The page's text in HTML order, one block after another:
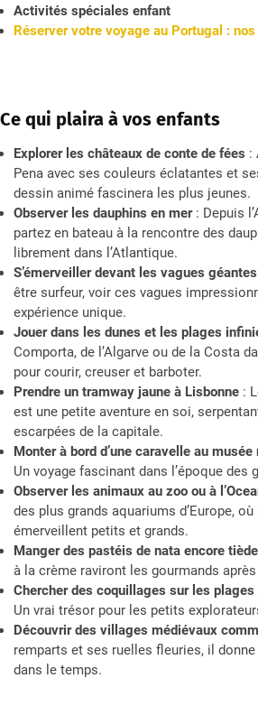
Activités spéciales enfant
Réserver votre voyage au Portugal :
Ce qui plaira à vos enfants
Explorer les châteaux de conte de fées :
Pena avec ses couleurs éclatantes et
dessin animé fascinera les plus jeunes.
Observer les dauphins en mer: Depuis
partez en bateau à la rencontre des
librement dans l’Atlantique.
S’émerveiller devant les vagues
être surfeur, voir ces vagues
expérience unique.
Jouer dans les dunes et les plages
Comporta, de l’Algarve ou de la Costa
pour courir, creuser et barboter.
Prendre un tramway jaune à Lisbonne :
est une petite aventure en soi,
escarpées de la capitale.
Monter à bord d’une caravelle au
Un voyage fascinant dans l’époque des
Observer les animaux au zoo ou à
des plus grands aquariums d’Europe,
émerveillent petits et grands.
Manger des pastéis de nata encore
à la crème raviront les gourmands après
Chercher des coquillages sur les plages
Un vrai trésor pour les petits
Découvrir des villages médiévaux
remparts et ses ruelles fleuries, il
dans le temps.